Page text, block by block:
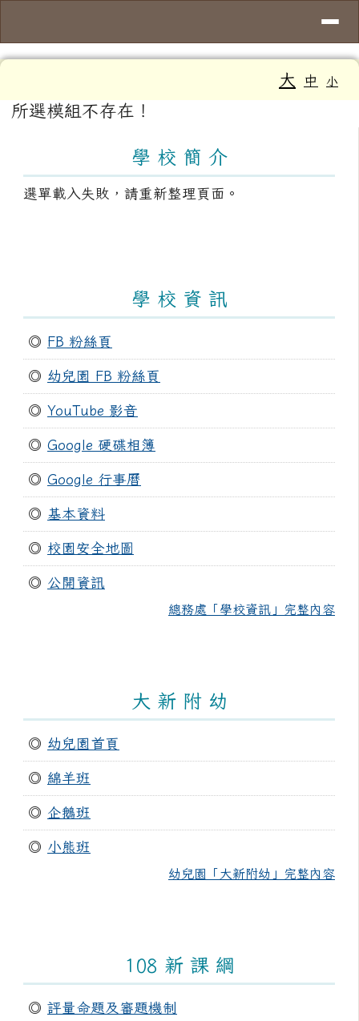
大 中 小
主內容區域
所選模組不存在！
學 校 簡 介
選單載入失敗，請重新整理頁面。
學 校 資 訊
◎ FB 粉絲頁
◎ 幼兒園 FB 粉絲頁
◎ YouTube 影音
◎ Google 硬碟相簿
◎ Google 行事曆
◎ 基本資料
◎ 校園安全地圖
◎ 公開資訊
總務處「學校資訊」完整內容
大 新 附 幼
◎ 幼兒園首頁
◎ 綿羊班
◎ 企鵝班
◎ 小熊班
幼兒園「大新附幼」完整內容
108 新 課 綱
◎ 評量命題及審題機制
頁尾區域